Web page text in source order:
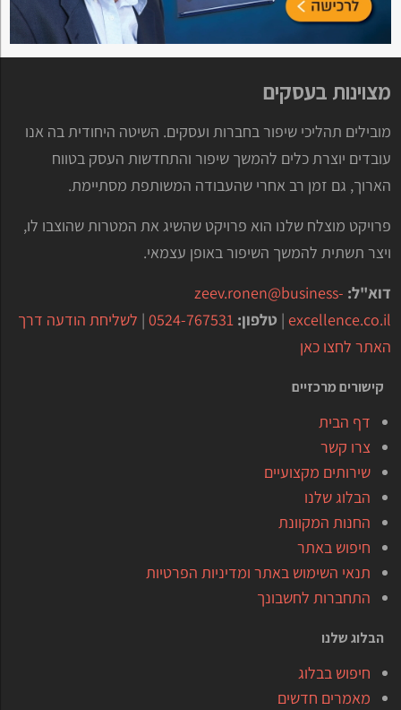
מצוינות בעסקים
מובילים תהליכי שיפור בחברות ועסקים. השיטה היחודית בה אנו
עובדים יוצרת כלים להמשך שיפור והתחדשות העסק בטווח
הארוך, גם זמן רב אחרי שהעבודה המשותפת מסתיימת.
פרויקט מוצלח שלנו הוא פרויקט שהשיג את המטרות שהוצבו לו,
ויצר תשתית להמשך השיפור באופן עצמאי.
דוא"ל: zeev.ronen@business-
excellence.co.il
| טלפון: 0524-767531
| לשליחת הודעה דרך
האתר לחצו כאן
קישורים מרכזיים
דף הבית
צרו קשר
שירותים מקצועיים
הבלוג שלנו
החנות המקוונת
חיפוש באתר
תנאי השימוש באתר ומדיניות הפרטיות
התחברות לחשבונך
הבלוג שלנו
חיפוש בבלוג
מאמרים חדשים